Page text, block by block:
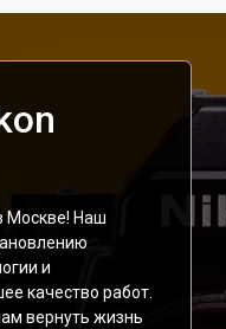
Москве! Наш
и
качество работ.
вернуть жизнь